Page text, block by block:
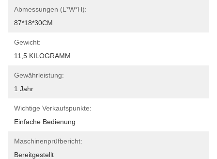
Abmessungen (L*W*H):
87*18*30CM
Gewicht:
11,5 KILOGRAMM
Gewährleistung:
1 Jahr
Wichtige Verkaufspunkte:
Einfache Bedienung
Maschinenprüfbericht:
Bereitgestellt